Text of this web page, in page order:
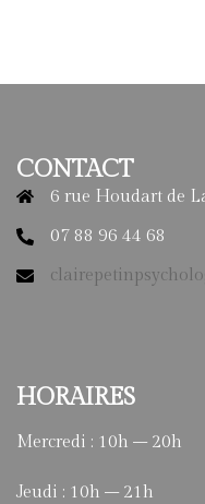
CONTACT
6 rue Houdart de
07 88 96 44 68
HORAIRES
Mercredi : 10h – 20h
Jeudi : 10h – 21h